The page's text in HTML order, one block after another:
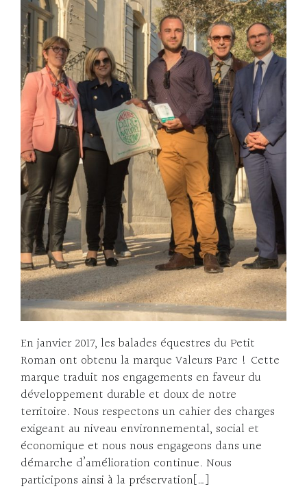
En janvier 2017, les balades équestres du Petit
Roman ont obtenu la marque Valeurs Parc ! Cette
marque traduit nos engagements en faveur du
développement durable et doux de notre
territoire. Nous respectons un cahier des charges
exigeant au niveau environnemental, social et
économique et nous nous engageons dans une
démarche d’amélioration continue. Nous
participons ainsi à la préservation[…]